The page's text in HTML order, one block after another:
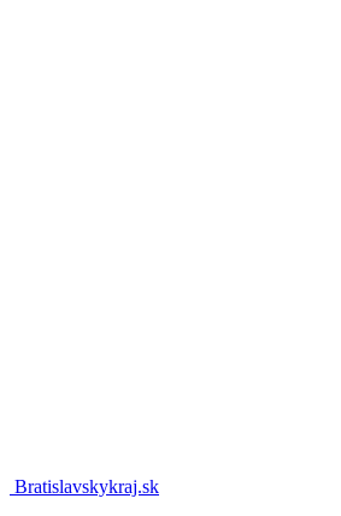
Bratislavskykraj.sk